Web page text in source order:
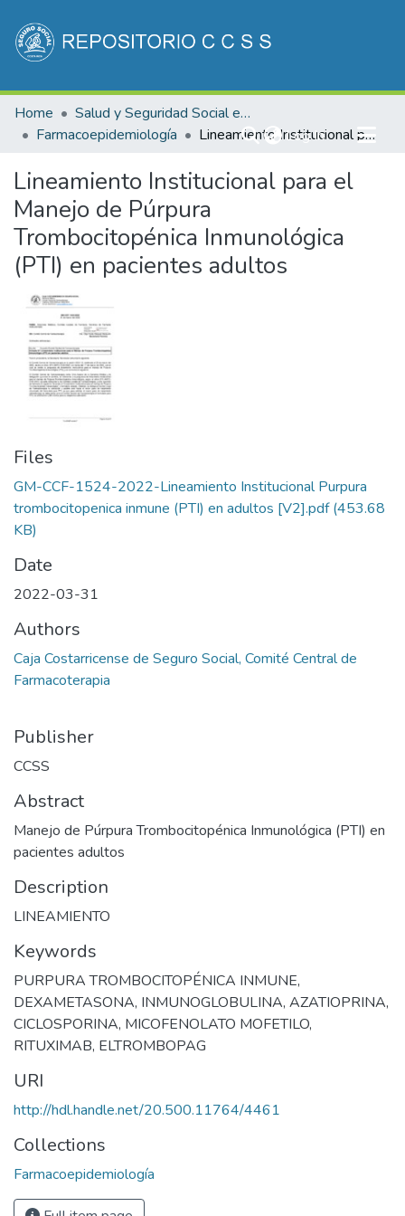
Log In(current)
Communities & Collections
All of DSpace
Home
Salud y Seguridad Social en Costa Rica
Farmacoepidemiología
Lineamiento Institucional para el Manejo de Púrpura Trombocitopénica Inmunológica (PTI) en pacientes adultos
Lineamiento Institucional para el
Manejo de Púrpura
Trombocitopénica Inmunológica
(PTI) en pacientes adultos
Files
GM-CCF-1524-2022-Lineamiento Institucional Purpura
trombocitopenica inmune (PTI) en adultos [V2].pdf(453.68
KB)
Date
2022-03-31
Authors
Caja Costarricense de Seguro Social, Comité Central de
Farmacoterapia
Publisher
CCSS
Abstract
Manejo de Púrpura Trombocitopénica Inmunológica (PTI) en
pacientes adultos
Description
LINEAMIENTO
Keywords
PURPURA TROMBOCITOPÉNICA INMUNE,
DEXAMETASONA, INMUNOGLOBULINA, AZATIOPRINA,
CICLOSPORINA, MICOFENOLATO MOFETILO,
RITUXIMAB, ELTROMBOPAG
URI
http://hdl.handle.net/20.500.11764/4461
Collections
Farmacoepidemiología